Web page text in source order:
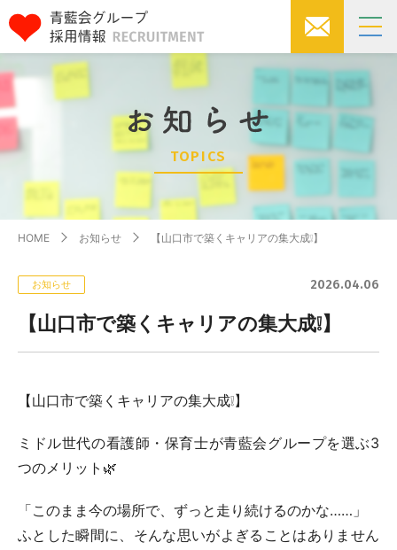
TOPICS
HOME お知らせ 【山口市で築くキャリアの集大成❕】
お知らせ 2026.04.06
【山口市で築くキャリアの集大成❕】
【山口市で築くキャリアの集大成❕】
ミドル世代の看護師・保育士が青藍会グループを選ぶ3
つのメリット🌿
「このまま今の場所で、ずっと走り続けるのかな……」
ふとした瞬間に、そんな思いがよぎることはありません